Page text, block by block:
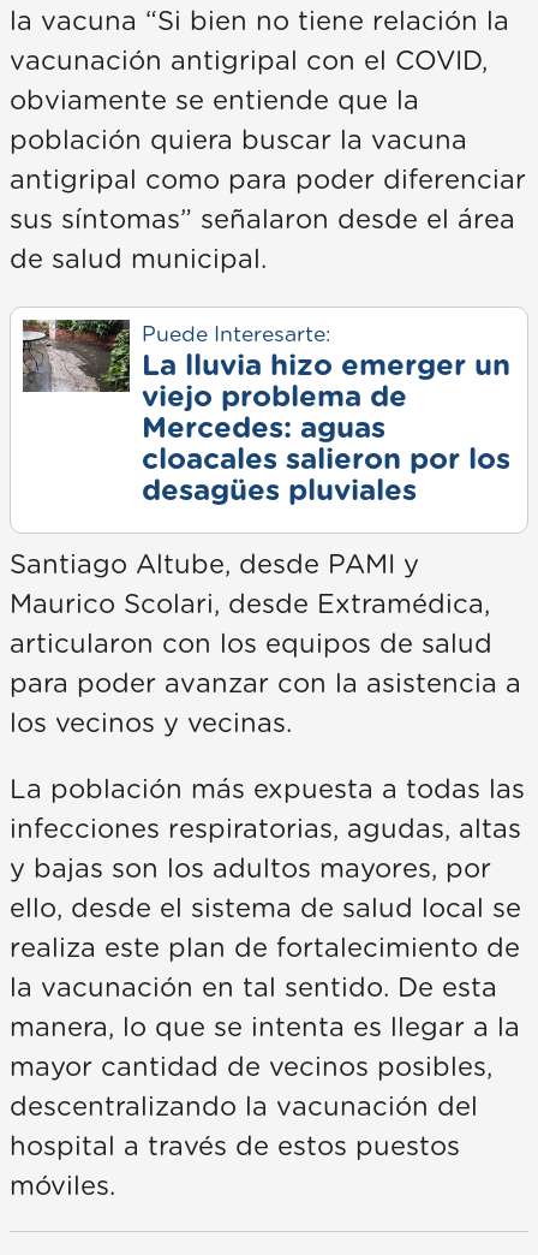
la vacuna “Si bien no tiene relación la
vacunación antigripal con el COVID,
obviamente se entiende que la
población quiera buscar la vacuna
antigripal como para poder diferenciar
sus síntomas” señalaron desde el área
de salud municipal.
Puede Interesarte:
La lluvia hizo emerger un
viejo problema de
Mercedes: aguas
cloacales salieron por los
desagües pluviales
Santiago Altube, desde PAMI y
Maurico Scolari, desde Extramédica,
articularon con los equipos de salud
para poder avanzar con la asistencia a
los vecinos y vecinas.
La población más expuesta a todas las
infecciones respiratorias, agudas, altas
y bajas son los adultos mayores, por
ello, desde el sistema de salud local se
realiza este plan de fortalecimiento de
la vacunación en tal sentido. De esta
manera, lo que se intenta es llegar a la
mayor cantidad de vecinos posibles,
descentralizando la vacunación del
hospital a través de estos puestos
móviles.